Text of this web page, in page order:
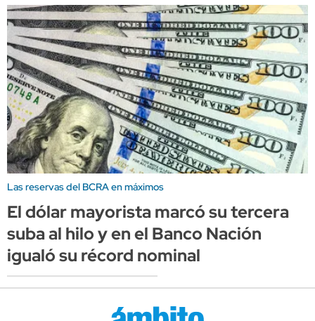
Las reservas del BCRA en máximos
El dólar mayorista marcó su tercera
suba al hilo y en el Banco Nación
igualó su récord nominal